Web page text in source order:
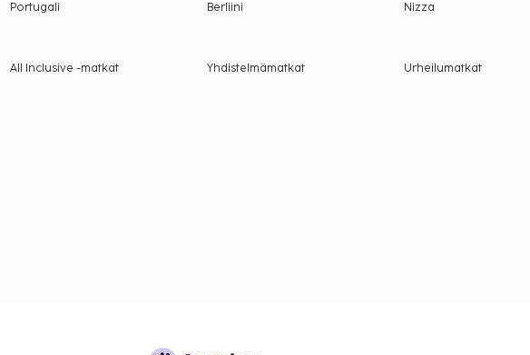
sisäänkirjautumisen
Saat lisätietoja
Portugali
Berliini
Nizza
All Inclusive -matkat Yhdistelmämatkat Urheilumatkat